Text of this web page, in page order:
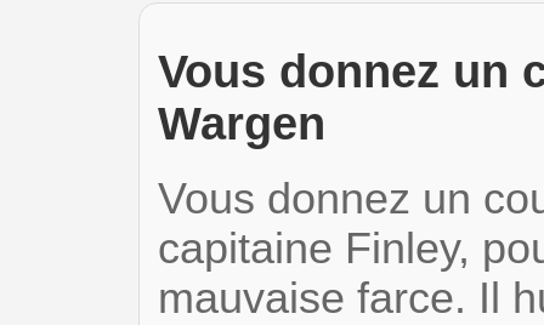
Vous donnez un
Wargen
Vous donnez un
capitaine Finley,
mauvaise farce. Il